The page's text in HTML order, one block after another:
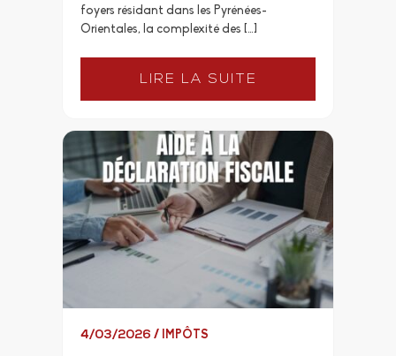
foyers résidant dans les Pyrénées-
Orientales, la complexité des […]
LIRE LA SUITE
4/03/2026 / IMPÔTS